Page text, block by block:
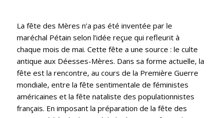
La fête des Mères n’a pas été inventée par le
maréchal Pétain selon l’idée reçue qui refleurit à
chaque mois de mai. Cette fête a une source : le culte
antique aux Déesses-Mères. Dans sa forme actuelle, la
fête est la rencontre, au cours de la Première Guerre
mondiale, entre la fête sentimentale de féministes
américaines et la fête nataliste des populationnistes
français. En imposant la préparation de la fête des